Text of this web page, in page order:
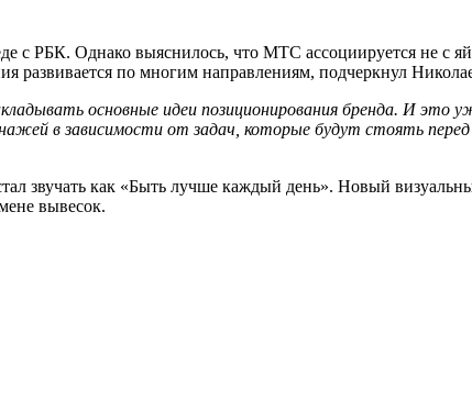
с РБК. Однако выяснилось, что МТС ассоциируется не с
развивается по многим направлениям, подчеркнул
основные идеи позиционирования бренда. И это
в зависимости от задач, которые будут стоять
звучать как «Быть лучше каждый день». Новый
вывесок.